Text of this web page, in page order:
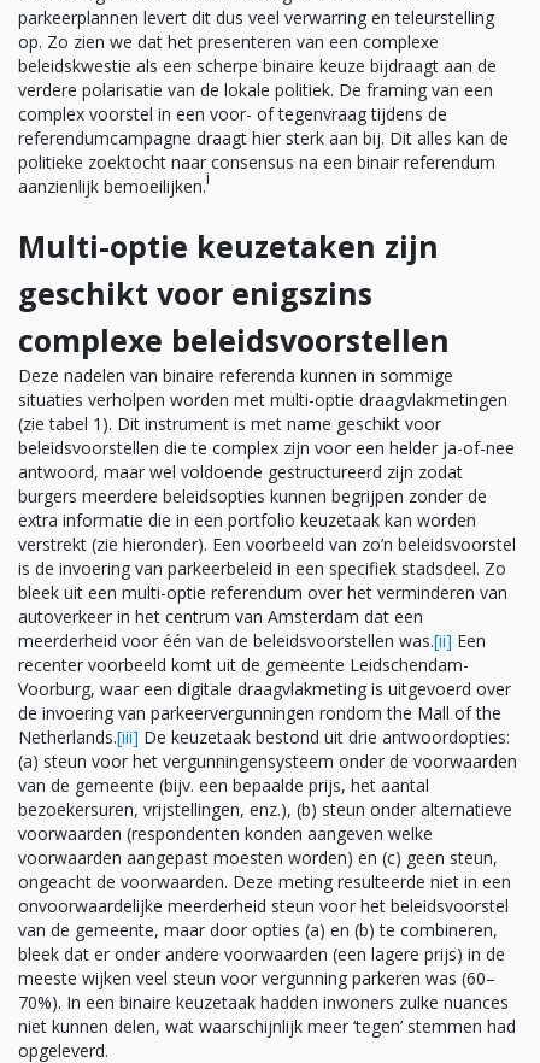
parkeerplannen levert dit dus veel verwarring en teleurstelling
op. Zo zien we dat het presenteren van een complexe
beleidskwestie als een scherpe binaire keuze bijdraagt aan de
verdere polarisatie van de lokale politiek. De framing van een
complex voorstel in een voor- of tegenvraag tijdens de
referendumcampagne draagt hier sterk aan bij. Dit alles kan de
politieke zoektocht naar consensus na een binair referendum
aanzienlijk bemoeilijken.i
Multi-optie keuzetaken zijn
geschikt voor enigszins
complexe beleidsvoorstellen
Deze nadelen van binaire referenda kunnen in sommige
situaties verholpen worden met multi-optie draagvlakmetingen
(zie tabel 1). Dit instrument is met name geschikt voor
beleidsvoorstellen die te complex zijn voor een helder ja-of-nee
antwoord, maar wel voldoende gestructureerd zijn zodat
burgers meerdere beleidsopties kunnen begrijpen zonder de
extra informatie die in een portfolio keuzetaak kan worden
verstrekt (zie hieronder). Een voorbeeld van zo’n beleidsvoorstel
is de invoering van parkeerbeleid in een specifiek stadsdeel. Zo
bleek uit een multi-optie referendum over het verminderen van
autoverkeer in het centrum van Amsterdam dat een
meerderheid voor één van de beleidsvoorstellen was.[ii] Een
recenter voorbeeld komt uit de gemeente Leidschendam-
Voorburg, waar een digitale draagvlakmeting is uitgevoerd over
de invoering van parkeervergunningen rondom the Mall of the
Netherlands.[iii] De keuzetaak bestond uit drie antwoordopties:
(a) steun voor het vergunningensysteem onder de voorwaarden
van de gemeente (bijv. een bepaalde prijs, het aantal
bezoekersuren, vrijstellingen, enz.), (b) steun onder alternatieve
voorwaarden (respondenten konden aangeven welke
voorwaarden aangepast moesten worden) en (c) geen steun,
ongeacht de voorwaarden. Deze meting resulteerde niet in een
onvoorwaardelijke meerderheid steun voor het beleidsvoorstel
van de gemeente, maar door opties (a) en (b) te combineren,
bleek dat er onder andere voorwaarden (een lagere prijs) in de
meeste wijken veel steun voor vergunning parkeren was (60–
70%). In een binaire keuzetaak hadden inwoners zulke nuances
niet kunnen delen, wat waarschijnlijk meer ‘tegen’ stemmen had
opgeleverd.